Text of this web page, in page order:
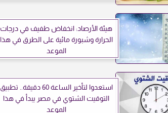
هيئة الأرصاد: انخفاض طفيف في درجات
الحرارة وشبورة مائية على الطرق في هذا
الموعد
استعدوا لتأخير الساعة 60 دقيقة.. تطبيق
التوقيت الشتوي في مصر يبدأ في هذا
الموعد